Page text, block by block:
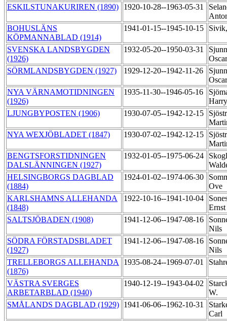
ESKILSTUNAKURIREN (1890)
1920-10-28--1963-05-31
BOHUSLÄNS
KÖPMANNABLAD (1914)
1941-01-15--1945-10-15
SVENSKA LANDSBYGDEN
(1926)
1932-05-20--1950-03-31
SÖRMLANDSBYGDEN (1927)
1929-12-20--1942-11-26
NYA VÄRNAMOTIDNINGEN
(1926)
1935-11-30--1946-05-16
LJUNGBYPOSTEN (1906)
1930-07-05--1942-12-15
NYA WEXJÖBLADET (1847)
1930-07-02--1942-12-15
BENGTSFORSTIDNINGEN
DALSLÄNNINGEN (1927)
1932-01-05--1975-06-24
HELSINGBORGS DAGBLAD
(1884)
1924-01-02--1974-06-30
Ove
KARLSHAMNS ALLEHANDA
(1848)
1922-10-16--1941-10-04
Ernst
SALTSJÖBADEN (1908)
1941-12-06--1947-08-16
Nils
SÖDRA FÖRSTADSBLADET
(1927)
1941-12-06--1947-08-16
Nils
TRELLEBORGS ALLEHANDA
(1876)
1935-08-24--1969-07-01
VÄSTRA SVERGES
ARBETARBLAD (1940)
1940-12-19--1943-04-02
W.
SMÅLANDS DAGBLAD (1929) 1941-06-06--1962-10-31
Carl